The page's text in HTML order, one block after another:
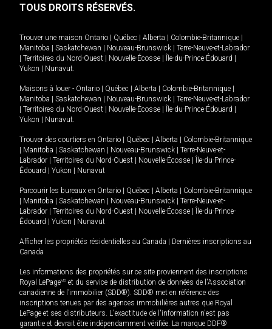
TOUS DROITS RÉSERVÉS.
Trouver une maison Ontario Québec Alberta Colombie-Britannique
Manitoba
Saskatchewan Nouveau-Brunswick
Terre-Neuve-et-Labrador
Territoires du Nord-Ouest Nouvelle-Écosse Île-du-Prince-Édouard
Yukon
Nunavut.
Maisons à louer - Ontario Québec Alberta Colombie-Britannique
Manitoba
Saskatchewan Nouveau-Brunswick
Terre-Neuve-et-Labrador
Territoires du Nord-Ouest Nouvelle-Écosse Île-du-Prince-Édouard
Yukon
Nunavut.
Trouver des courtiers en Ontario Québec Alberta
Colombie-Britannique
Manitoba Saskatchewan Nouveau-Brunswick
Terre-Neuve-et-
Labrador
Territoires du Nord-Ouest Nouvelle-Écosse
Île-du-Prince-
Édouard
Yukon Nunavut
Parcourir les bureaux en Ontario Québec Alberta
Colombie-Britannique
Manitoba Saskatchewan Nouveau-Brunswick
Terre-Neuve-et-
Labrador
Territoires du Nord-Ouest Nouvelle-Écosse
Île-du-Prince-
Édouard
Yukon Nunavut
Afficher les propriétés résidentielles au Canada
Dernières inscriptions au
Canada
Les informations des propriétés sur ce site proviennent des inscriptions
Royal LePageMD et du service de distribution de données de l'Association
canadienne de l’immobilier (SDD®). SDD® met en référence des
inscriptions tenues par des agences immobilières autres que Royal
LePage et ses distributeurs. L'exactitude de l'information n'est pas
garantie et devrait être indépendamment vérifiée. La marque DDF®